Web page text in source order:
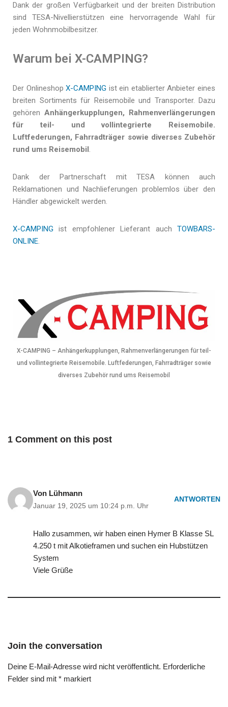
Dank der großen Verfügbarkeit und der breiten Distribution
sind TESA-Nivellierstützen eine hervorragende Wahl für
jeden Wohnmobilbesitzer.
Warum bei X-CAMPING?
Der OnlineshopX-CAMPING ist ein etablierter Anbieter eines
breiten Sortiments für Reisemobile und Transporter. Dazu
gehören Anhängerkupplungen, Rahmenverlängerungen
für teil- und vollintegrierte Reisemobile.
Luftfederungen, Fahrradträger sowie diverses Zubehör
rund ums Reisemobil .
Dank der Partnerschaft mit TESA können auch
Reklamationen und Nachlieferungen problemlos über den
Händler abgewickelt werden.
X-CAMPING ist empfohlener Lieferant auch TOWBARS-
ONLINE.
X-CAMPING – Anhängerkupplungen, Rahmenverlängerungen für teil-
und vollintegrierte Reisemobile. Luftfederungen, Fahrradträger sowie
diverses Zubehör rund ums Reisemobil
1 Comment on this post
Von Lühmann
Januar 19, 2025 um 10:24 p.m. Uhr
ANTWORTEN
Hallo zusammen, wir haben einen Hymer B Klasse SL
4.250 t mit Alkotieframen und suchen ein Hubstützen
System
Viele Grüße
Join the conversation
Deine E-Mail-Adresse wird nicht veröffentlicht. Erforderliche
Felder sind mit * markiert